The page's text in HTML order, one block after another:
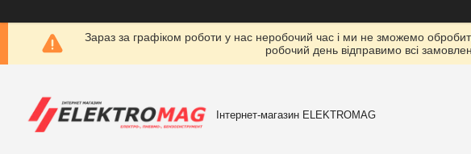
Зараз за графіком роботи у нас неробочий час і ми не зможемо
робочий день відправимо всі
Інтернет-магазин ELEKTROMAG